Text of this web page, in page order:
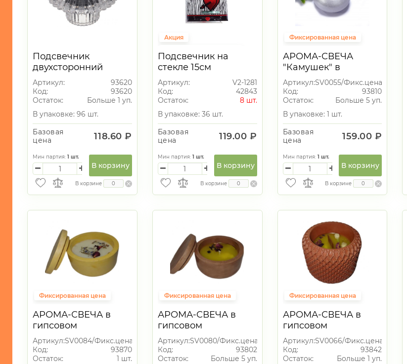
Подсвечник
двухсторонний
стекло 8*5,5см без п/
у
Артикул:
93620
Код:
93620
Остаток:
Больше 1 уп.
В упаковке: 96 шт.
Базовая
цена
118.60 ₽
Мин партия: 1 шт.
В корзину
В корзине
Акция
Выгодно
Подсвечник на
стекле 15см
Артикул:
V2-1281
Код:
42843
Остаток:
8 шт.
В упаковке: 36 шт.
Базовая
цена
119.00 ₽
Мин партия: 1 шт.
В корзину
В корзине
Фиксированная цена
АРОМА-СВЕЧА
"Камушек" в
гипсовом
подсвечнике
Артикул:SV0055/Фикс.цена
Код:
93810
Остаток:
Больше 5 уп.
В упаковке: 1 шт.
Базовая
цена
159.00 ₽
Мин партия: 1 шт.
В корзину
В корзине
Фиксированная цена
АРОМА-СВЕЧА в
гипсовом
подсвечнике
Артикул:SV0084/Фикс.цена
Код:
93870
Остаток:
1 шт.
Фиксированная цена
АРОМА-СВЕЧА в
гипсовом
подсвечнике
Артикул:SV0080/Фикс.цена
Код:
93802
Остаток:
Больше 5 уп.
Фиксированная цена
АРОМА-СВЕЧА в
гипсовом
подсвечнике
Артикул:SV0066/Фикс.цена
Код:
93842
Остаток:
Больше 1 уп.